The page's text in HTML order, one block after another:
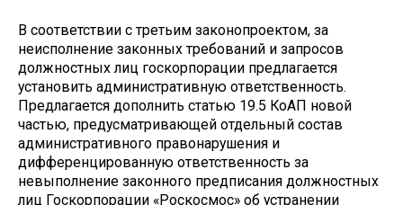
В соответствии с третьим законопроектом, за
неисполнение законных требований и запросов
должностных лиц госкорпорации предлагается
установить административную ответственность.
Предлагается дополнить статью 19.5 КоАП новой
частью, предусматривающей отдельный состав
административного правонарушения и
дифференцированную ответственность за
невыполнение законного предписания должностных
лиц Госкорпорации «Роскосмос» об устранении